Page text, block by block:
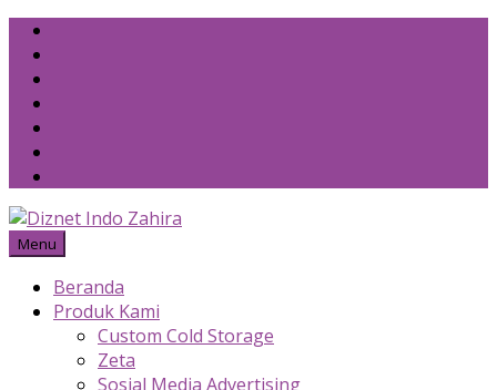
Skip
content
Menu
Beranda
Produk Kami
Custom Cold Storage
Zeta
Sosial Media Advertising